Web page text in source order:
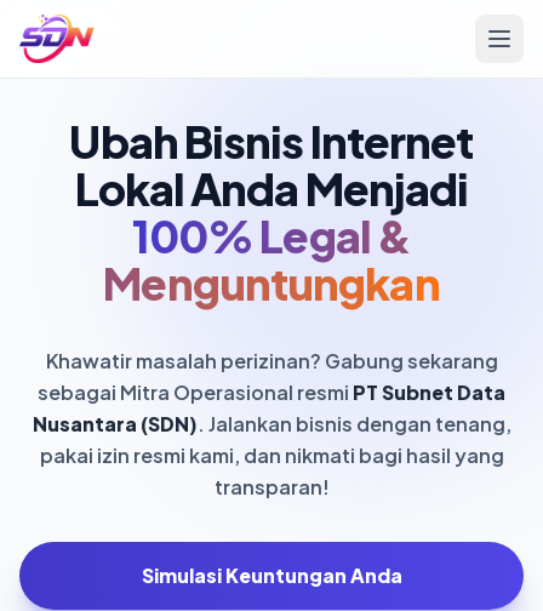
Ubah Bisnis Internet
Lokal Anda Menjadi
100% Legal &
Menguntungkan
Khawatir masalah perizinan? Gabung sekarang
sebagai Mitra Operasional resmi PT Subnet Data
Nusantara (SDN). Jalankan bisnis dengan tenang,
pakai izin resmi kami, dan nikmati bagi hasil yang
transparan!
Simulasi Keuntungan Anda